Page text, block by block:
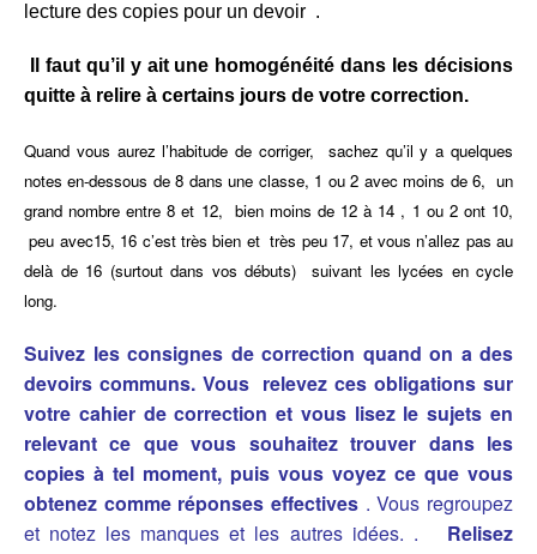
lecture des copies pour un devoir .
Il faut qu’il y ait une homogénéité dans les décisions
quitte à relire à certains jours de votre correction.
Quand vous aurez l’habitude de corriger, sachez qu’il y a quelques
notes en-dessous de 8 dans une classe, 1 ou 2 avec moins de 6, un
grand nombre entre 8 et 12, bien moins de 12 à 14 , 1 ou 2 ont 10,
peu avec15, 16 c’est très bien et très peu 17, et vous n’allez pas au
delà de 16 (surtout dans vos débuts) suivant les lycées en cycle
long.
Suivez les consignes de correction quand on a des
devoirs communs. Vous relevez ces obligations sur
votre cahier de correction et vous lisez le sujets en
relevant ce que vous souhaitez trouver dans les
copies à tel moment, puis vous voyez ce que vous
obtenez comme réponses effectives . Vous regroupez
et notez les manques et les autres idées. . Relisez